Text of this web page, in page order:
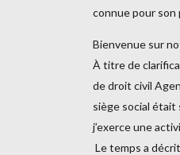
connue pour
Bienvenue sur
À titre de
de droit civil
siège social était
j’exerce une
Le temps a